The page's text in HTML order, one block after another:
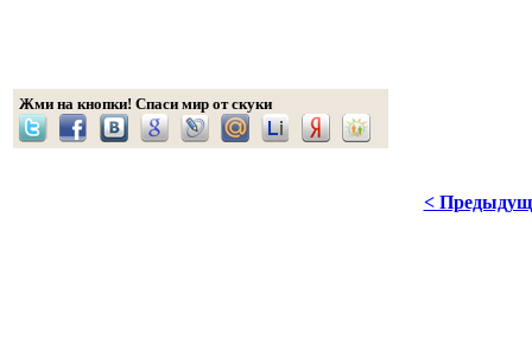
Жми на кнопки! Спаси мир от скуки
<